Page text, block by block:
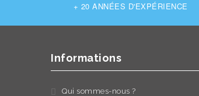
+ 20 ANNÉES D'EXPÉRIENCE
Informations
Qui sommes-nous ?